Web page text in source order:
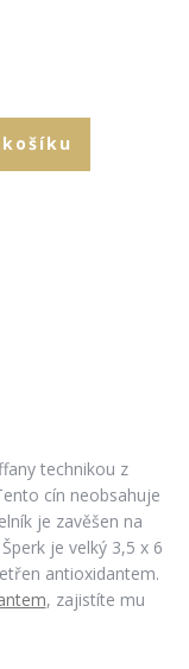
technikou z
cín neobsahuje
je zavěšen na
je velký 3,5 x 6
antioxidantem.
, zajistíte mu